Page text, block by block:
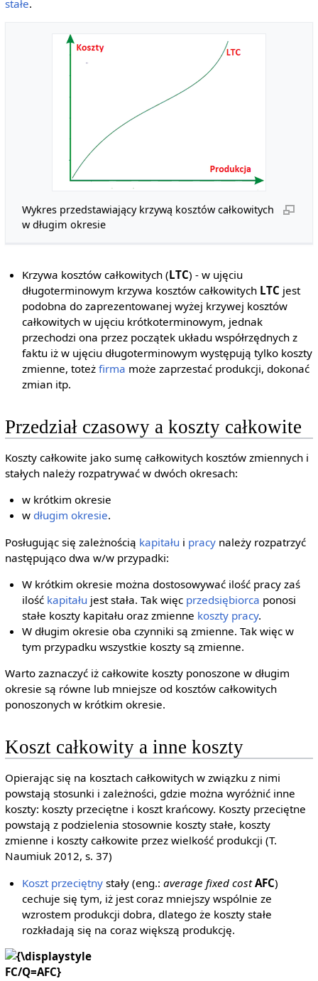
stałe.
Wykres przedstawiający krzywą kosztów całkowitych
w długim okresie
Krzywa kosztów całkowitych (LTC) - w ujęciu
długoterminowym krzywa kosztów całkowitych LTC jest
podobna do zaprezentowanej wyżej krzywej kosztów
całkowitych w ujęciu krótkoterminowym, jednak
przechodzi ona przez początek układu współrzędnych z
faktu iż w ujęciu długoterminowym występują tylko koszty
zmienne, toteżfirma może zaprzestać produkcji, dokonać
zmian itp.
Przedział czasowy a koszty całkowite
Koszty całkowite jako sumę całkowitych kosztów zmiennych i
stałych należy rozpatrywać w dwóch okresach:
w krótkim okresie
w długim okresie.
Posługując się zależnością kapitału i pracynależy rozpatrzyć
następująco dwa w/w przypadki:
W krótkim okresie można dostosowywać ilość pracy zaś
ilość kapitału jest stała. Tak więc przedsiębiorca ponosi
stałe koszty kapitału oraz zmienne koszty pracy.
W długim okresie oba czynniki są zmienne. Tak więc w
tym przypadku wszystkie koszty są zmienne.
Warto zaznaczyć iż całkowite koszty ponoszone w długim
okresie są równe lub mniejsze od kosztów całkowitych
ponoszonych w krótkim okresie.
Koszt całkowity a inne koszty
Opierając się na kosztach całkowitych w związku z nimi
powstają stosunki i zależności, gdzie można wyróżnić inne
koszty: koszty przeciętne i koszt krańcowy. Koszty przeciętne
powstają z podzielenia stosownie koszty stałe, koszty
zmienne i koszty całkowite przez wielkość produkcji (T.
Naumiuk 2012, s. 37)
Koszt przeciętny stały (eng.:average fixed cost AFC)
cechuje się tym, iż jest coraz mniejszy wspólnie ze
wzrostem produkcji dobra, dlatego że koszty stałe
rozkładają się na coraz większą produkcję.
{\displaystyle
FC/Q=AFC}